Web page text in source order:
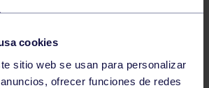
cookies
sitio web se usan para personalizar
ofrecer funciones de redes
RELACIONADAS